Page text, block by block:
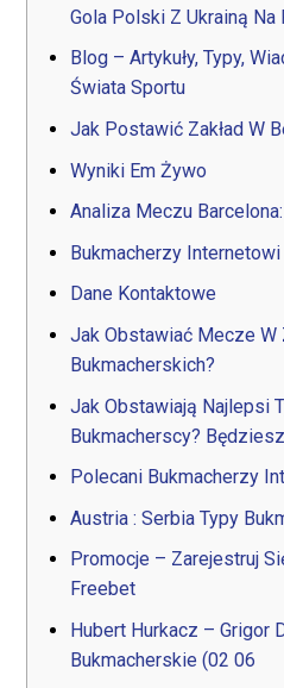
Gola Polski Z Ukrainą
Blog – Artykuły, Typy,
Świata Sportu
Jak Postawić Zakład W
Wyniki Em Żywo
Analiza Meczu
Bukmacherzy Internetowi
Dane Kontaktowe
Jak Obstawiać Mecze W
Bukmacherskich?
Jak Obstawiają Najlepsi
Bukmacherscy?
Polecani Bukmacherzy
Austria : Serbia Typy
Promocje – Zarejestruj
Freebet
Hubert Hurkacz – Grigor
Bukmacherskie (02 06